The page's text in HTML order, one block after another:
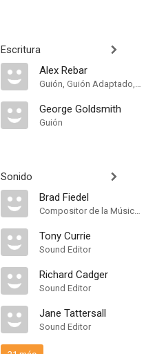
Escritura
Alex Rebar
Guión, Guión Adaptado, Historia
George Goldsmith
Guión
Sonido
Brad Fiedel
Compositor de la Música Original, Música
Tony Currie
Sound Editor
Richard Cadger
Sound Editor
Jane Tattersall
Sound Editor